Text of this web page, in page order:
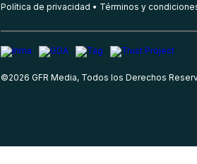
Política de privacidad Términos y
©2026 GFR Media, Todos los Derechos